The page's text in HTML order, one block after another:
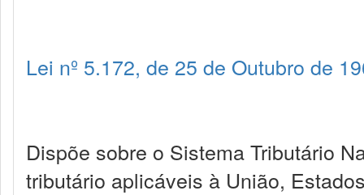
Lei nº 5.172, de 25 de Outubro de
Dispõe sobre o Sistema Tributário
tributário aplicáveis à União,